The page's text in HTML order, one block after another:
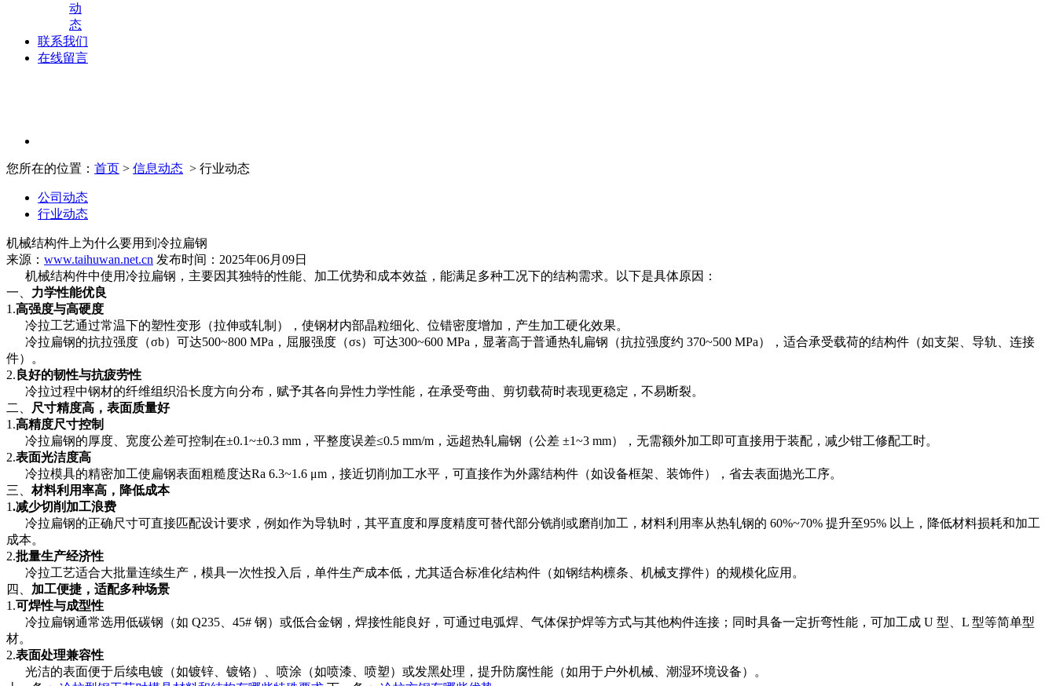
动
态
联系我们
在线留言
您所在的位置： 首页 > 信息动态 > 行业动态
公司动态
行业动态
机械结构件上为什么要用到冷拉扁钢
来源： www.taihuwan.net.cn 发布时间：2025年06月09日
机械结构件中使用冷拉扁钢，主要因其独特的性能、加工优势和成本效益，能满足多种工况下的结构需求。以下是具体原因：
一、 力学性能优良
1.高强度与高硬度
冷拉工艺通过常温下的塑性变形（拉伸或轧制），使钢材内部晶粒细化、位错密度增加，产生加工硬化效果。
冷拉扁钢的抗拉强度（σb）可达500~800 MPa，屈服强度（σs）可达300~600 MPa，显著高于普通热轧扁钢（抗拉强度约 370~500 MPa），适合承受载荷的结构件（如支架、导轨、连接
件）。
2. 良好的韧性与抗疲劳性
冷拉过程中钢材的纤维组织沿长度方向分布，赋予其各向异性力学性能，在承受弯曲、剪切载荷时表现更稳定，不易断裂。
二、
尺寸精度高，表面质量好
1.高精度尺寸控制
冷拉扁钢的厚度、宽度公差可控制在±0.1~±0.3 mm，平整度误差≤0.5 mm/m，远超热轧扁钢（公差 ±1~3 mm），无需额外加工即可直接用于装配，减少钳工修配工时。
2.表面光洁度高
冷拉模具的精密加工使扁钢表面粗糙度达Ra 6.3~1.6 μm，接近切削加工水平，可直接作为外露结构件（如设备框架、装饰件），省去表面抛光工序。
三、材料利用率高，降低成本
1.减少切削加工浪费
冷拉扁钢的正确尺寸可直接匹配设计要求，例如作为导轨时，其平直度和厚度精度可替代部分铣削或磨削加工，材料利用率从热轧钢的 60%~70% 提升至95% 以上，降低材料损耗和加工
成本。
2.批量生产经济性
冷拉工艺适合大批量连续生产，模具一次性投入后，单件生产成本低，尤其适合标准化结构件（如钢结构檩条、机械支撑件）的规模化应用。
四、 加工便捷，适配多种场景
1.可焊性与成型性
冷拉扁钢通常选用低碳钢（如 Q235、45# 钢）或低合金钢，焊接性能良好，可通过电弧焊、气体保护焊等方式与其他构件连接；同时具备一定折弯性能，可加工成 U 型、L 型等简单型
材。
2.表面处理兼容性
光洁的表面便于后续电镀（如镀锌、镀铬）、喷涂（如喷漆、喷塑）或发黑处理，提升防腐性能（如用于户外机械、潮湿环境设备）。